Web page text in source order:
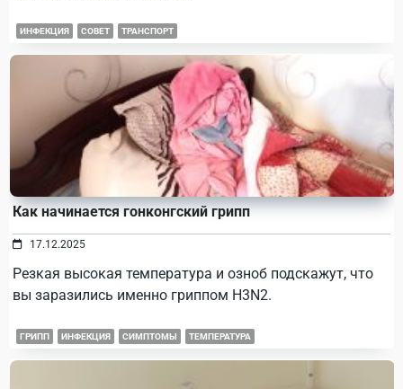
ИНФЕКЦИЯ СОВЕТ ТРАНСПОРТ
Как начинается гонконгский грипп
17.12.2025
Резкая высокая температура и озноб подскажут, что
вы заразились именно гриппом H3N2.
ГРИПП ИНФЕКЦИЯ СИМПТОМЫ ТЕМПЕРАТУРА